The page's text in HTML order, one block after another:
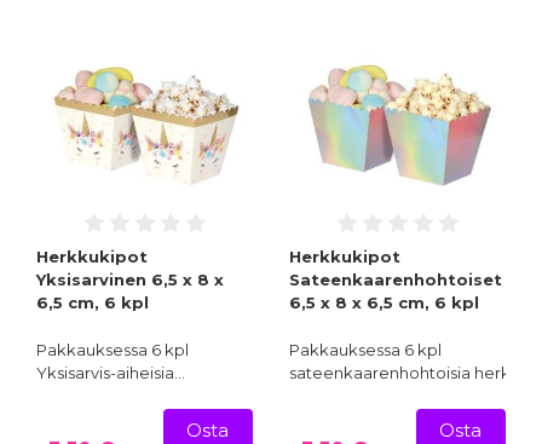
Herkkukipot
Yksisarvinen 6,5 x 8 x
6,5 cm, 6 kpl
Pakkauksessa 6 kpl
Yksisarvis-aiheisia…
Osta
Herkkukipot
Sateenkaarenhohtoiset
6,5 x 8 x 6,5 cm, 6 kpl
Pakkauksessa 6 kpl
sateenkaarenhohtoisia
Osta